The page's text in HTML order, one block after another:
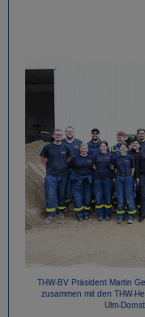
THW-BV Präsident Martin
zusammen mit den THW-
Ulm-